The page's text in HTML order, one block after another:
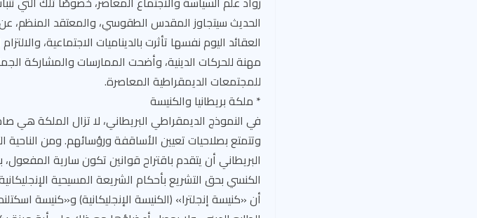
الحديث سيتجاوز المقدس الطقوسي، والمعتقد المنظم،
العقائد اليوم نفسها تأثرت بالديناميات الاجتماعية،
مهنة للحركات الدينية، وأضحت الممارسات والمشاركة
للمجتمعات الديمقراطية المعاصرة.
* ملكة بريطانيا والكنيسة
في النموذج الديمقراطي البريطاني، لا تزال الملكة هي
وتتمتع بصلاحيات تعيين الأساقفة ورؤسائهم. ومن الناحية
البريطاني أن يتقدم باقتراح قوانين تكون سارية
الكنسي بحق التشريع بأحكام الشريعة المسيحية
أن «كنيسة إنجلترا» (الكنيسة الإنجليكانية) و«كنيسة